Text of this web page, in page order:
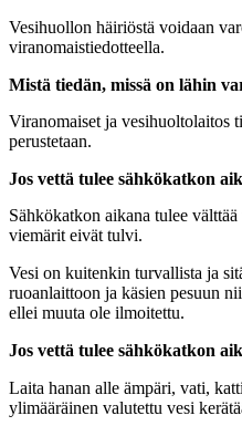
Vesihuollon häiriöstä voidaan
viranomaistiedotteella.
Mistä tiedän, missä on lähin
Viranomaiset ja vesihuoltolaitos
perustetaan.
Jos vettä tulee sähkökatkon
Sähkökatkon aikana tulee
viemärit eivät tulvi.
Vesi on kuitenkin turvallista ja
ruoanlaittoon ja käsien pesuun
ellei muuta ole ilmoitettu.
Jos vettä tulee sähkökatkon
Laita hanan alle ämpäri, vati,
ylimääräinen valutettu vesi